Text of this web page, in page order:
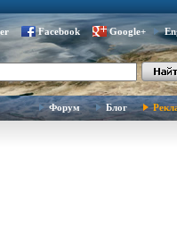
Facebook Google+
Форум Блог